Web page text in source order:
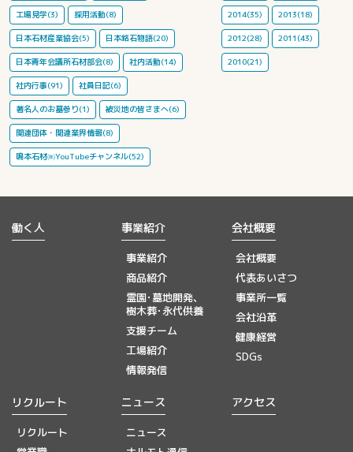
工場見学(3) 採用活動(8)
日本石材産業協会(5) 日本銘石物語(20)
日本青年会議所石材部会(8) 社内活動(14)
社内行事(91) 社員日記(6)
著名人のお墓参り(1) 被災地の皆さまへ(6)
関連団体・関連業界情報(8)
鳴本石材㈱YouTubeチャンネル(52)
2014(35) 2013(18)
2012(28) 2011(43)
2010(21)
働く人 事業紹介
事業紹介
商品紹介
霊園･墓地開発、
樹木葬･永代供養
支援チーム
工場紹介
情報発信
会社概要
会社概要
代表あいさつ
事業所一覧
会社沿革
健康経営
SDGs
リクルート
リクルート
ニュース
ニュース
アクセス